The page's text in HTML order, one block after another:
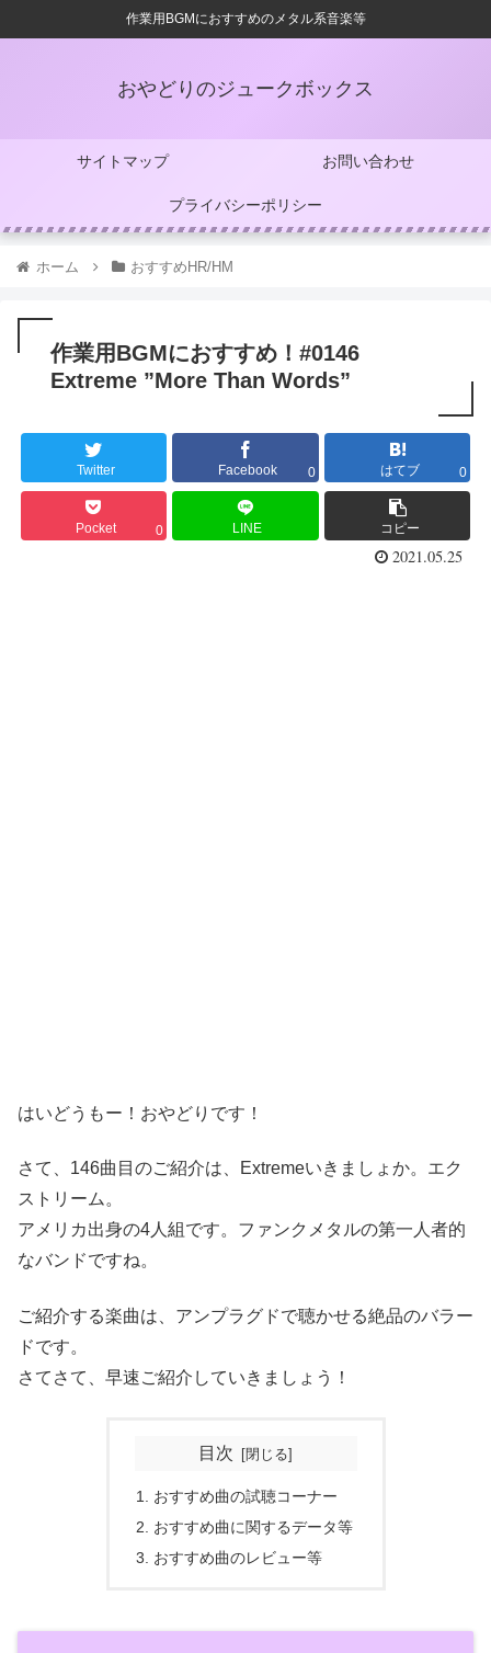
作業用BGMにおすすめのメタル系音楽等
おやどりのジュークボックス
サイトマップ お問い合わせ
プライバシーポリシー
ホーム おすすめHR/HM
作業用BGMにおすすめ！#0146
Extreme ”More Than Words”
Twitter Facebook 0 はてブ 0
Pocket 0 LINE コピー
2021.05.25
はいどうもー！おやどりです！
さて、146曲目のご紹介は、Extremeいきましょか。エク
ストリーム。
アメリカ出身の4人組です。ファンクメタルの第一人者的
なバンドですね。
ご紹介する楽曲は、アンプラグドで聴かせる絶品のバラー
ドです。
さてさて、早速ご紹介していきましょう！
目次
おすすめ曲の試聴コーナー
おすすめ曲に関するデータ等
おすすめ曲のレビュー等